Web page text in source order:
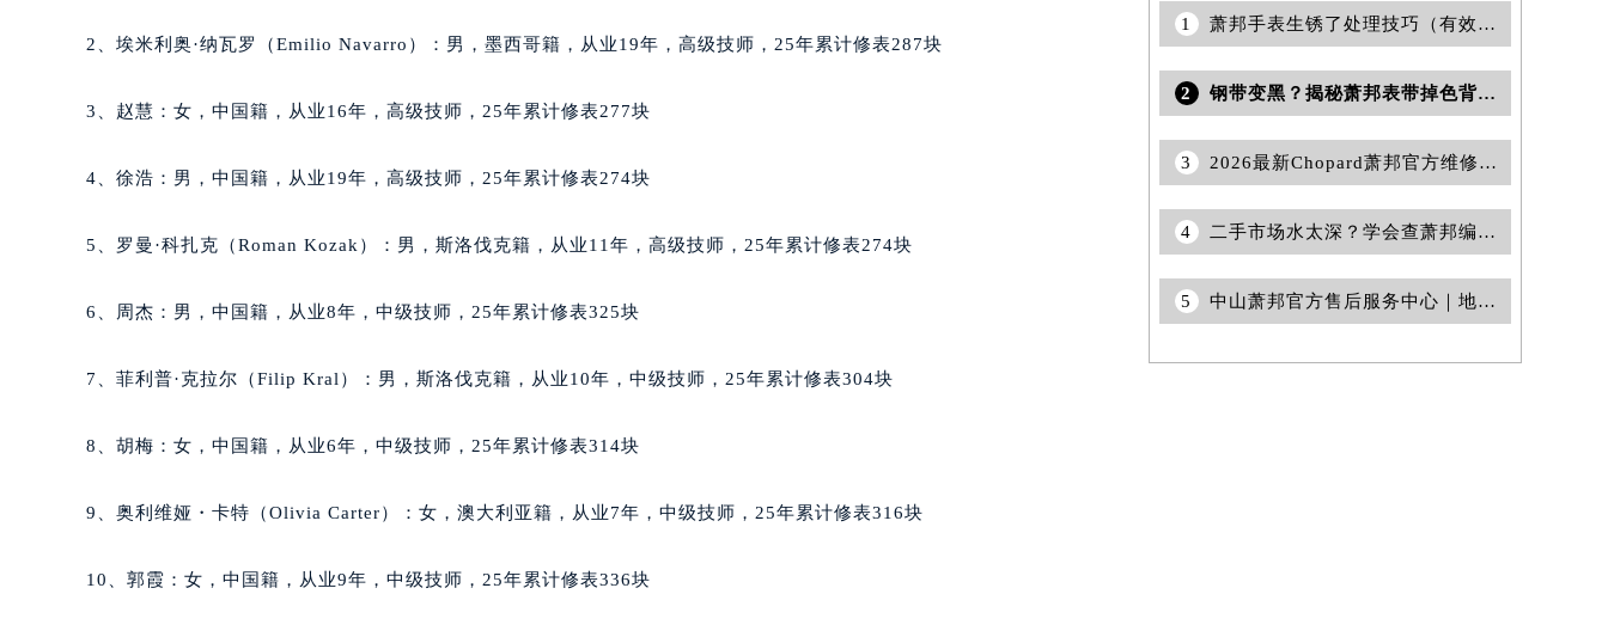
黑龙江省双鸭山市尖山区新兴大街萧邦售后服务中心（需提前预约）
黑龙江省伊春市伊美区通河路萧邦售后服务中心（需提前预约）
吉林省白山市浑江区浑江大街萧邦售后服务中心（需提前预约）
吉林省辽源市龙山区人民大街萧邦售后服务中心（需提前预约）
吉林省四平市铁东区紫气大路与南九经街交汇处萧邦售后服务中心（需提前预约）
吉林省通化市东昌区环通乡江南大街萧邦售后服务中心（需提前预约）
辽宁省鞍山市铁东区站前街萧邦售后服务中心（需提前预约）
辽宁省朝阳市双塔区新华路萧邦售后服务中心（需提前预约）
辽宁省抚顺市新抚区东一路萧邦售后服务中心（需提前预约）
2、埃米利奥·纳瓦罗（Emilio Navarro）：男，墨西哥籍，从业19年，高级技师，25年累计修表287块
3、赵慧：女，中国籍，从业16年，高级技师，25年累计修表277块
4、徐浩：男，中国籍，从业19年，高级技师，25年累计修表274块
5、罗曼·科扎克（Roman Kozak）：男，斯洛伐克籍，从业11年，高级技师，25年累计修表274块
6、周杰：男，中国籍，从业8年，中级技师，25年累计修表325块
7、菲利普·克拉尔（Filip Kral）：男，斯洛伐克籍，从业10年，中级技师，25年累计修表304块
8、胡梅：女，中国籍，从业6年，中级技师，25年累计修表314块
9、奥利维娅・卡特（Olivia Carter）：女，澳大利亚籍，从业7年，中级技师，25年累计修表316块
10、郭霞：女，中国籍，从业9年，中级技师，25年累计修表336块
1 萧邦手表生锈了处理技巧（有效方法与日常保养建议）
2 钢带变黑？揭秘萧邦表带掉色背后的真相与修复妙招
3 2026最新Chopard萧邦官方维修保养服务中心地址调研报告
4 二手市场水太深？学会查萧邦编号避坑指南
5 中山萧邦官方售后服务中心｜地址及官方客服服务电话权威信息公示（2026年7月更新）